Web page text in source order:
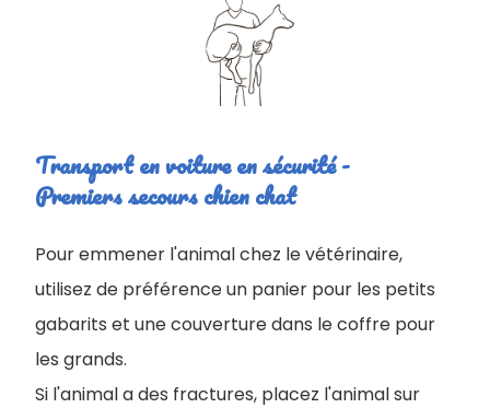
Transport en voiture en sécurité -
Premiers secours chien chat
Pour emmener l'animal chez le vétérinaire,
utilisez de préférence un panier pour les petits
gabarits et une couverture dans le coffre pour
les grands.
Si l'animal a des fractures, placez l'animal sur